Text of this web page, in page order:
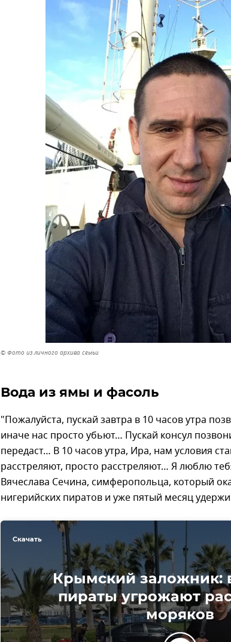
© Фото из личного архива семьи
Вода из ямы и фасоль
"Пожалуйста, пускай завтра в 10 часов утра
иначе нас просто убьют… Пускай консул
передаст… В 10 часов утра, Ира, нам условия
расстреляют, просто расстреляют… Я люблю
Вячеслава Сечина, симферопольца, который
нигерийских пиратов и уже пятый месяц
Крымский заложник:
пираты угрожают
моряков
Скачать